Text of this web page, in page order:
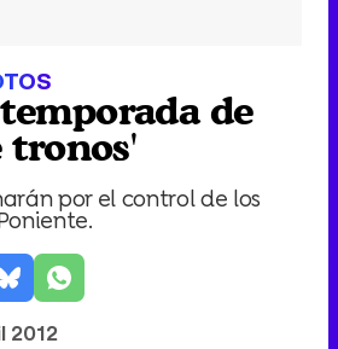
de
tronos'
por el control de los
2012